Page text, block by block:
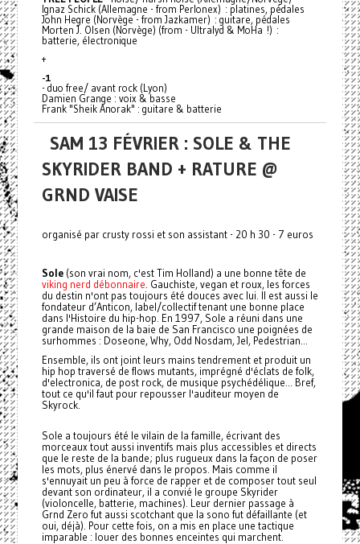
Ignaz Schick (Allemagne - from Perlonex) : platines, pédales
John Hegre (Norvège - from Jazkamer) : guitare, pédales
Morten J. Olsen (Norvège) (from - Ultralyd & MoHa !) :
batterie, électronique
+
-1
- duo free/ avant rock (Lyon)
Damien Grange : voix & basse
Frank "Sheik Anorak" : guitare & batterie
SAM 13 FÉVRIER : SOLE & THE
SKYRIDER BAND + RATURE @
GRND VAISE
organisé par crusty rossi et son assistant - 20 h 30 - 7 euros
Sole(son vrai nom, c'est Tim Holland) a une bonne tête de
viking nerd débonnaire . Gauchiste, vegan et roux, les forces
du destin n'ont pas toujours été douces avec lui. Il est aussi le
fondateur d’Anticon, label/collectif tenant une bonne place
dans l'Histoire du hip-hop. En 1997, Sole a réuni dans une
grande maison de la baie de San Francisco une poignées de
surhommes : Doseone, Why, Odd Nosdam, Jel, Pedestrian...
Ensemble, ils ont joint leurs mains tendrement et produit un
hip hop traversé de flows mutants, imprégné d'éclats de folk,
d'electronica, de post rock, de musique psychédélique... Bref,
tout ce qu'il faut pour repousser l'auditeur moyen de
Skyrock.
Sole a toujours été le vilain de la famille, écrivant des
morceaux tout aussi inventifs mais plus accessibles et directs
que le reste de la bande; plus rugueux dans la façon de poser
les mots, plus énervé dans le propos. Mais comme il
s'ennuyait un peu à force de rapper et de composer tout seul
devant son ordinateur, il a convié le groupe Skyrider
(violoncelle, batterie, machines). Leur dernier passage à
Grnd Zero fut aussi scotchant que la sono fut défaillante (et
oui, déjà). Pour cette fois, on a mis en place une tactique
imparable : louer des bonnes enceintes qui marchent.